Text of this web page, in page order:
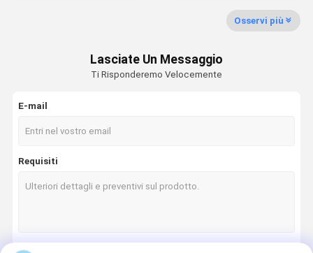
Colla epossidica AB
Osservi più
Lasciate Un Messaggio
Ti Risponderemo Velocemente
E-mail
Requisiti